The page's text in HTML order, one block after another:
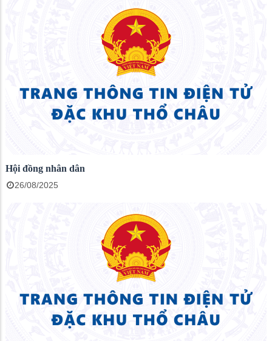
Hội đồng nhân dân
26/08/2025